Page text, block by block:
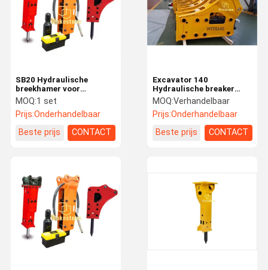
SB20 Hydraulische
breekhamer voor
graafmachines
MOQ:1 set
Prijs:Onderhandelbaar
Beste prijs
CONTACT
Excavator 140
Hydraulische breaker
hamer voor SB81
MOQ:Verhandelbaar
Prijs:Onderhandelbaar
Beste prijs
CONTACT